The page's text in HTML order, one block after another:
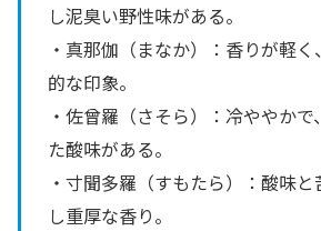
し泥臭い野性味がある。
・真那伽（まなか）：香りが軽
的な印象。
・佐曾羅（さそら）：冷ややかで
た酸味がある。
・寸聞多羅（すもたら）：酸味
し重厚な香り。